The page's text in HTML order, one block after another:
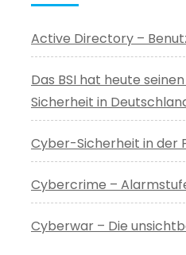
Active Directory –
Das BSI hat heute
Sicherheit in
Cyber-Sicherheit in der
Cybercrime –
Cyberwar – Die